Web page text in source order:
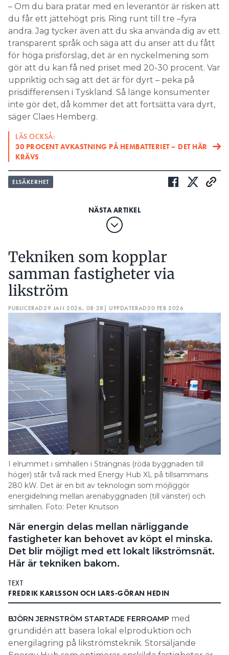
– Om du bara pratar med en leverantör är risken att
du får ett jättehögt pris. Ring runt till tre –fyra
andra. Jag tycker även att du ska använda dig av ett
transparent språk och säga att du anser att du fått
för höga prisförslag, det är en nyckelmening som
gör att du kan få ned priset med 20-30 procent. Var
uppriktig och säg att det är för dyrt – peka på
prisdifferensen i Tyskland. Så länge konsumenter
inte gör det, då kommer det att fortsätta vara dyrt,
säger Claes Hemberg.
LÄS OCKSÅ:
30 PROCENT AVKASTNING PÅ HEMBATTERIET – DET HÄR
KRÄVS
ELSÄKERHET
Tekniken som kopplar
samman fastigheter via
likström
PUBLICERAD29 JAN 2026, 08:28 | UPPDATERAD20 FEB 2026
I elrummet i simhallen i Strängnäs (röda byggnaden till
höger) står två rack med Energy Hub XL på tillsammans
280 kW. Det är en bit av teknologin som möjliggör
energidelning mellan arenabyggnaden (till vänster) och
simhallen. Foto: Peter Knutson
När energin delas mellan närliggande
fastigheter kan behovet av köpt el minska.
Det blir möjligt med ett lokalt likströmsnät.
Här är tekniken bakom.
TEXT
FREDRIK KARLSSON OCH LARS-GÖRAN HEDIN
BJÖRN JERNSTRÖM STARTADE FERROAMP med
grundidén att basera lokal elproduktion och
energilagring på likströmsteknik. Storsäljande